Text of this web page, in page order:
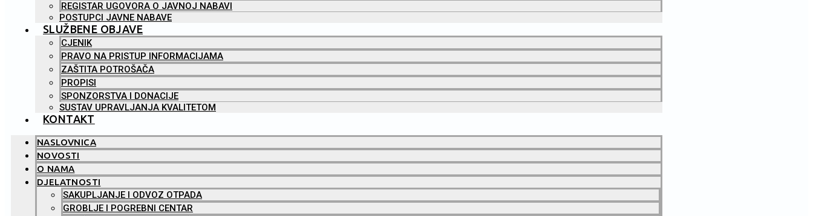
REGISTAR UGOVORA O JAVNOJ NABAVI
POSTUPCI JAVNE NABAVE
SLUŽBENE OBJAVE
CJENIK
PRAVO NA PRISTUP INFORMACIJAMA
ZAŠTITA POTROŠAČA
PROPISI
SPONZORSTVA I DONACIJE
SUSTAV UPRAVLJANJA KVALITETOM
KONTAKT
NASLOVNICA
NOVOSTI
O NAMA
DJELATNOSTI
SAKUPLJANJE I ODVOZ OTPADA
GROBLJE I POGREBNI CENTAR